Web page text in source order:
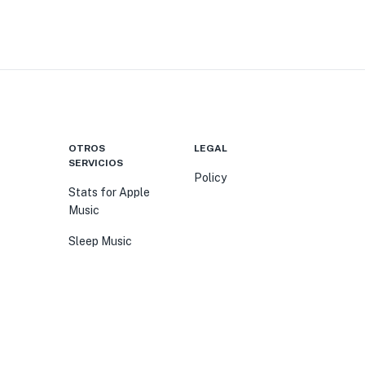
OTROS
SERVICIOS
Stats for Apple
Music
Sleep Music
LEGAL
Policy